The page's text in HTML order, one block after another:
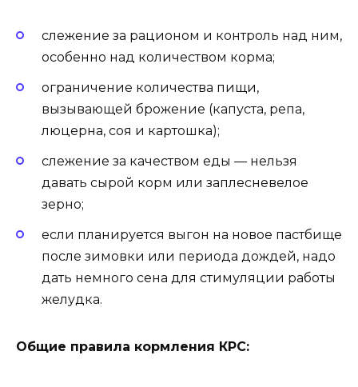
слежение за рационом и контроль над ним,
особенно над количеством корма;
ограничение количества пищи,
вызывающей брожение (капуста, репа,
люцерна, соя и картошка);
слежение за качеством еды — нельзя
давать сырой корм или заплесневелое
зерно;
если планируется выгон на новое пастбище
после зимовки или периода дождей, надо
дать немного сена для стимуляции работы
желудка.
Общие правила кормления КРС: